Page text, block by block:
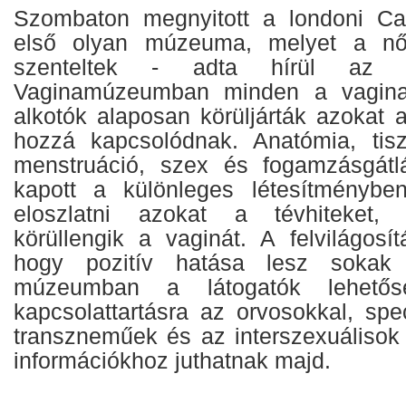
Szombaton megnyitott a londoni
első olyan múzeuma, melyet a
szenteltek - adta hírül az
Vaginamúzeumban minden a
alkotók alaposan körüljárták azokat
hozzá kapcsolódnak. Anatómia,
menstruáció, szex és
kapott a különleges
eloszlatni azokat a tévhiteket,
körüllengik a vaginát. A
hogy pozitív hatása lesz sokak
múzeumban a látogatók
kapcsolattartásra az orvosokkal,
transzneműek és az
információkhoz juthatnak majd.